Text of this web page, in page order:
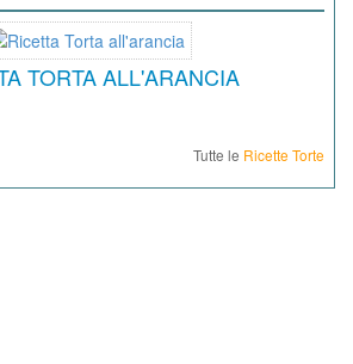
TORTA ALL'ARANCIA
Tutte le Ricette Torte